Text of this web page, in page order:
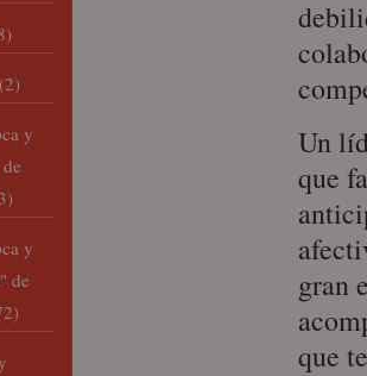
Un
que
gran
que
(2)
y
y
de